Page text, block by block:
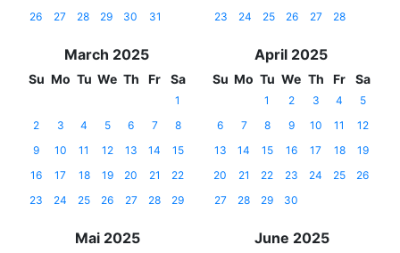
26
27 28 29 30 31
23
24 25 26 27 28
March 2025
Su Mo Tu We Th Fr Sa
1
2
3 4 5 6 7
8
9
10 11 12 13 14
15
16
17 18 19 20 21
22
23
24 25 26 27 28 29
April 2025
Su Mo Tu We Th Fr Sa
1 2 3 4
5
6
7 8 9 10 11
12
13
14 15 16 17 18
19
20
21 22 23 24 25
26
27
28 29 30
Mai 2025 June 2025